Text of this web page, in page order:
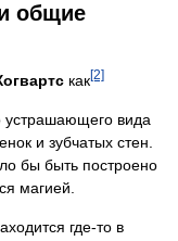
общие
как[2]
вида
и зубчатых стен.
бы быть построено
магией.
где-то в